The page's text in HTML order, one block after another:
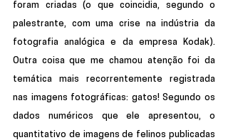
foram criadas (o que coincidia, segundo o
palestrante, com uma crise na indústria da
fotografia analógica e da empresa Kodak).
Outra coisa que me chamou atenção foi da
temática mais recorrentemente registrada
nas imagens fotográficas: gatos! Segundo os
dados numéricos que ele apresentou, o
quantitativo de imagens de felinos publicadas